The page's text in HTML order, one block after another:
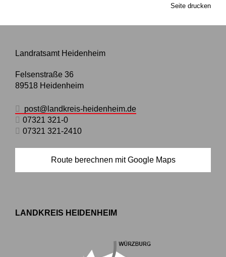
Seite drucken
Landratsamt Heidenheim
Felsenstraße 36
89518 Heidenheim
post@landkreis-heidenheim.de
07321 321-0
07321 321-2410
Route berechnen mit Google Maps
LANDKREIS HEIDENHEIM